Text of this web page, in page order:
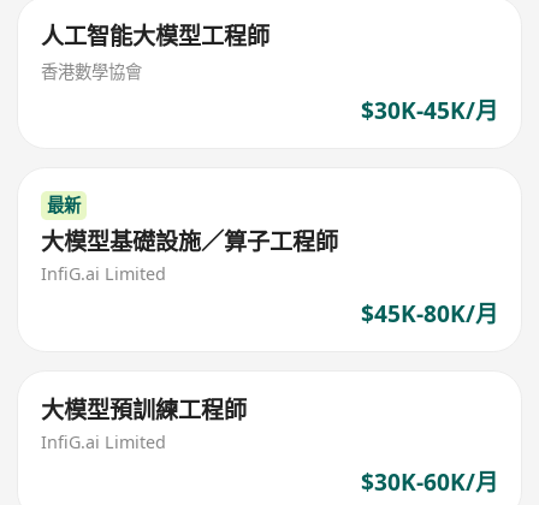
人工智能大模型工程師
香港數學協會
$30K-45K/月
最新
大模型基礎設施／算子工程師
InfiG.ai Limited
$45K-80K/月
大模型預訓練工程師
InfiG.ai Limited
$30K-60K/月